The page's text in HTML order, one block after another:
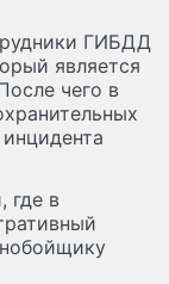
ГИБДД
является
чего в
где в